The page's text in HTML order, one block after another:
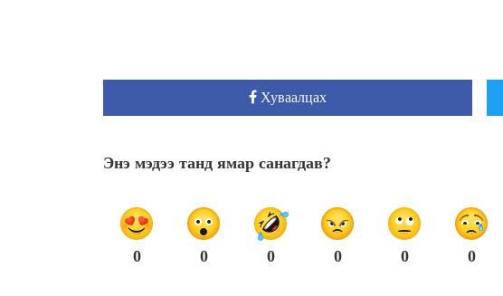
Хуваалцах
Энэ мэдээ танд ямар санагдав?
0 0 0 0 0 0